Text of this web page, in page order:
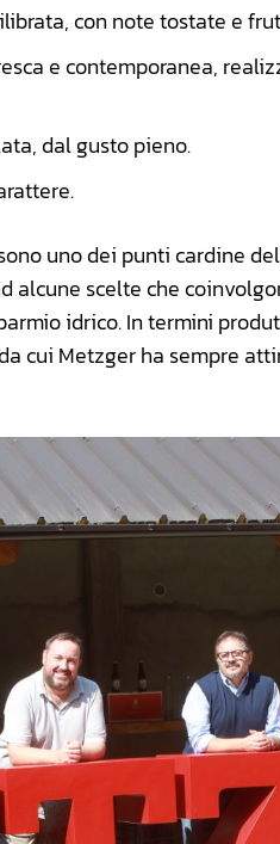
con note tostate e
e contemporanea,
dal gusto pieno.
uno dei punti cardine
alcune scelte che
idrico. In termini
cui Metzger ha sempre